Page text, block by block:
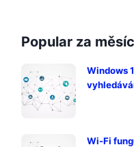
Popular za měsíc
Windows
Wi-Fi